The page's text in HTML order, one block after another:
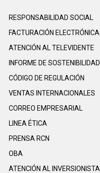
RESPONSABILIDAD SOCIAL
FACTURACIÓN ELECTRÓNICA
ATENCIÓN AL TELEVIDENTE
INFORME DE SOSTENIBILIDAD
CÓDIGO DE REGULACIÓN
VENTAS INTERNACIONALES
CORREO EMPRESARIAL
LINEA ÉTICA
PRENSA RCN
OBA
ATENCIÓN AL INVERSIONISTA